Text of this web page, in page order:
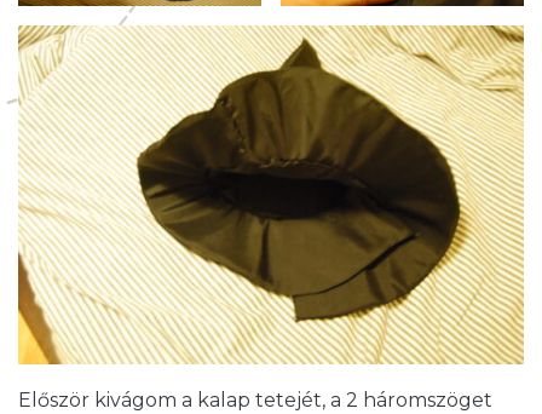
Először kivágom a kalap tetejét, a 2 háromszöget